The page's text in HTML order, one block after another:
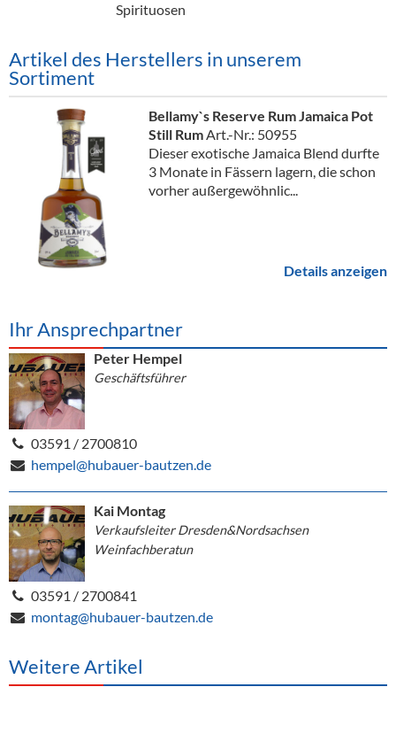
Spirituosen
Artikel des Herstellers in unserem
Sortiment
Bellamy`s Reserve Rum Jamaica Pot
Still RumArt.-Nr.: 50955
Dieser exotische Jamaica Blend durfte
3 Monate in Fässern lagern, die schon
vorher außergewöhnlic...
Details anzeigen
Ihr Ansprechpartner
Peter Hempel
Geschäftsführer
03591 / 2700810
hempel@hubauer-bautzen.de
Kai Montag
Verkaufsleiter Dresden&Nordsachsen
Weinfachberatun
03591 / 2700841
montag@hubauer-bautzen.de
Weitere Artikel